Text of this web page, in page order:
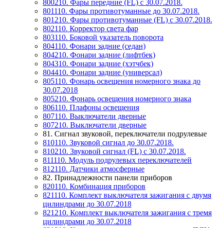
800210. Фары передние (FL) с 30.07.2018.
801110. Фары противотуманные до 30.07.2018.
801210. Фары противотуманные (FL) с 30.07.2018.
802110. Корректор света фар
803110. Боковой указатель поворота
804110. Фонари задние (седан)
804210. Фонари задние (лифтбек)
804310. Фонари задние (хэтчбек)
804410. Фонари задние (универсал)
805110. Фонарь освещения номерного знака до
30.07.2018
805210. Фонарь освещения номерного знака
806110. Плафоны освещения
807110. Выключатели дверные
807210. Выключатели дверные
81. Сигнал звуковой, переключатели подрулевые
810110. Звуковой сигнал до 30.07.2018.
810210. Звуковой сигнал (FL) с 30.07.2018.
811110. Модуль подрулевых переключателей
812110. Датчики атмосферные
82. Принадлежности панели приборов
820110. Комбинация приборов
821110. Комплект выключателя зажигания с двумя
цилиндрами до 30.07.2018
821210. Комплект выключателя зажигания с тремя
цилиндрами до 30.07.2018